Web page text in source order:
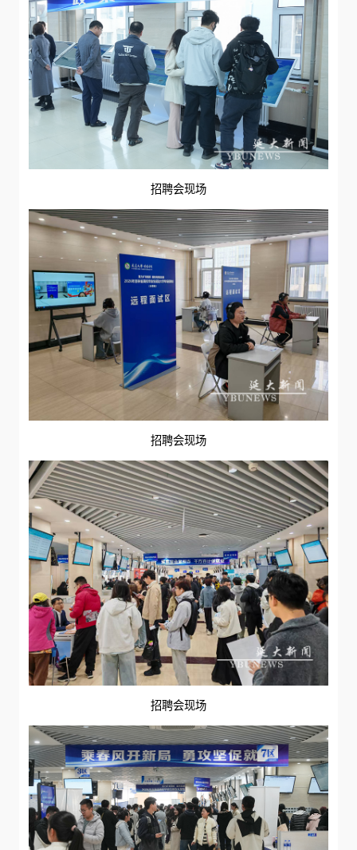
招聘会现场
招聘会现场
招聘会现场